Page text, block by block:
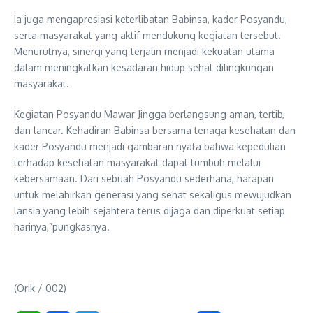
Ia juga mengapresiasi keterlibatan Babinsa, kader Posyandu,
serta masyarakat yang aktif mendukung kegiatan tersebut.
Menurutnya, sinergi yang terjalin menjadi kekuatan utama
dalam meningkatkan kesadaran hidup sehat dilingkungan
masyarakat.
Kegiatan Posyandu Mawar Jingga berlangsung aman, tertib,
dan lancar. Kehadiran Babinsa bersama tenaga kesehatan dan
kader Posyandu menjadi gambaran nyata bahwa kepedulian
terhadap kesehatan masyarakat dapat tumbuh melalui
kebersamaan. Dari sebuah Posyandu sederhana, harapan
untuk melahirkan generasi yang sehat sekaligus mewujudkan
lansia yang lebih sejahtera terus dijaga dan diperkuat setiap
harinya,”pungkasnya.
(Orik / 002)